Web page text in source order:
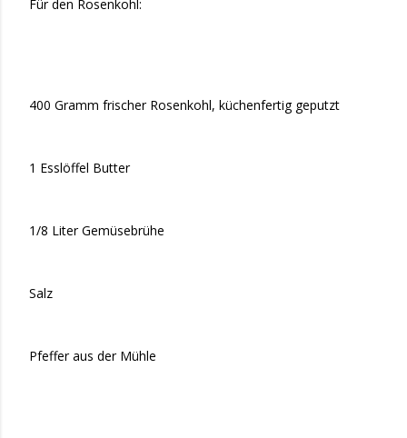
Für den Rosenkohl:
400 Gramm frischer Rosenkohl, küchenfertig geputzt
1 Esslöffel Butter
1/8 Liter Gemüsebrühe
Salz
Pfeffer aus der Mühle